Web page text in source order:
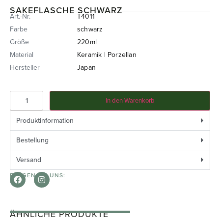
SAKEFLASCHE SCHWARZ
Art.-Nr.
T4011
Farbe
schwarz
Größe
220ml
Material
Keramik | Porzellan
Hersteller
Japan
In den Warenkorb
Produktinformation
Bestellung
Versand
FOLGEN SIE UNS:
ÄHNLICHE PRODUKTE